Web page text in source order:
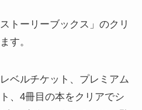
トーリーブックス」のクリ
す。
ベルチケット、プレミアム
、4冊目の本をクリアでシ